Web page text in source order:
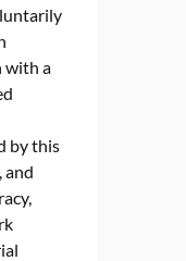
with a
by this
and